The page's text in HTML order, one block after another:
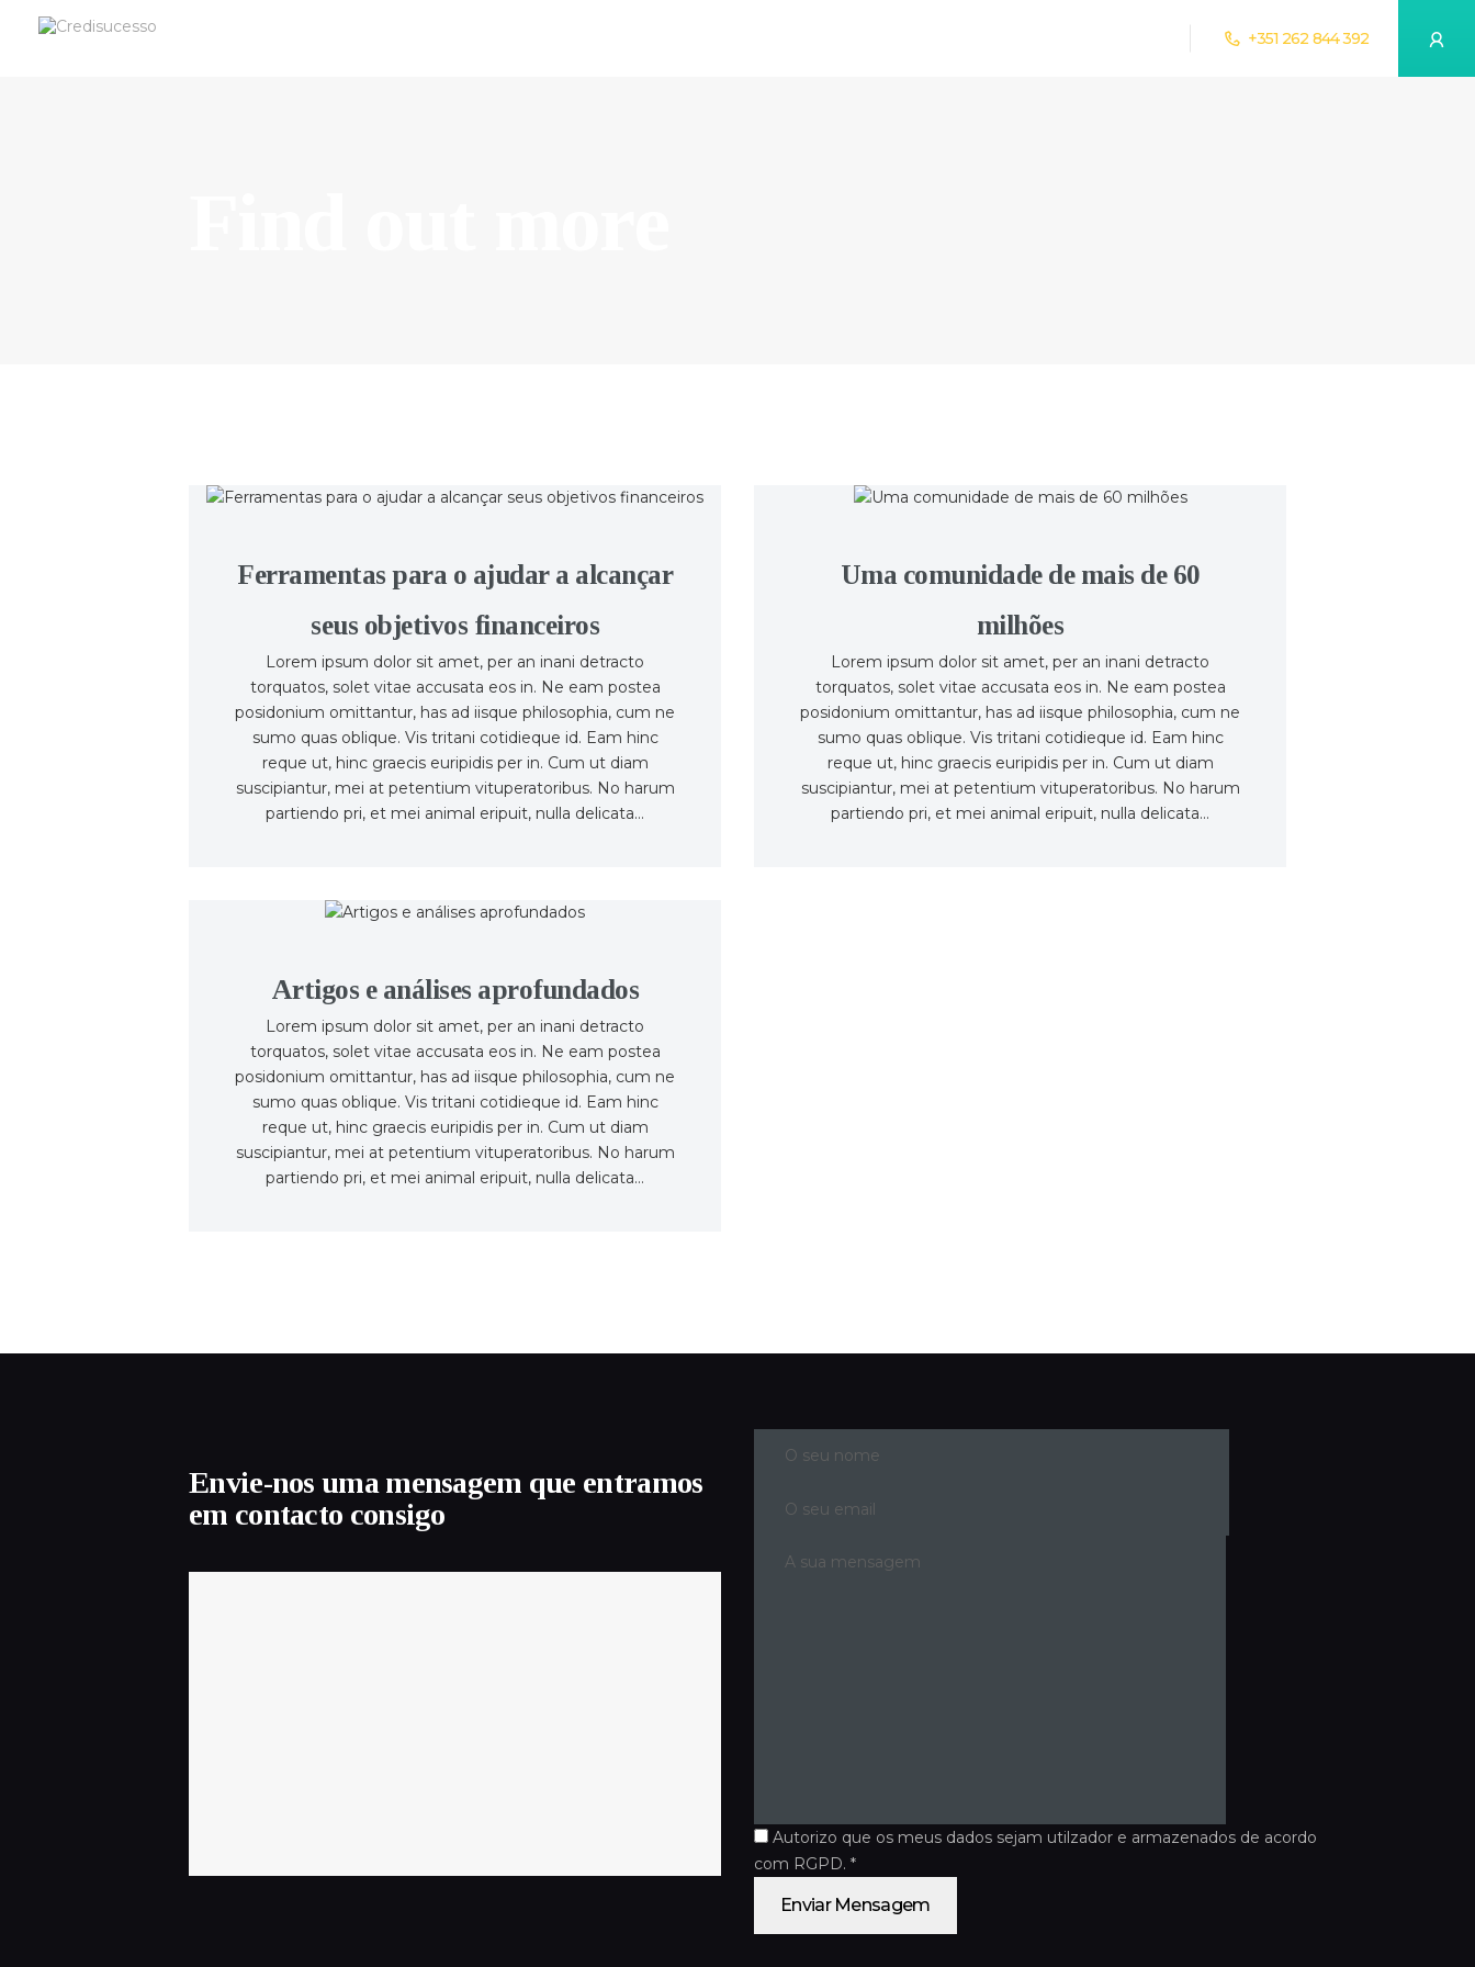
+351 262 844 392
Ferramentas para o ajudar a alcançar
seus objetivos financeiros
Lorem ipsum dolor sit amet, per an inani detracto
torquatos, solet vitae accusata eos in. Ne eam postea
posidonium omittantur, has ad iisque philosophia, cum ne
sumo quas oblique. Vis tritani cotidieque id. Eam hinc
reque ut, hinc graecis euripidis per in. Cum ut diam
suscipiantur, mei at petentium vituperatoribus. No harum
partiendo pri, et mei animal eripuit, nulla delicata…
Uma comunidade de mais de 60
milhões
Lorem ipsum dolor sit amet, per an inani detracto
torquatos, solet vitae accusata eos in. Ne eam postea
posidonium omittantur, has ad iisque philosophia, cum ne
sumo quas oblique. Vis tritani cotidieque id. Eam hinc
reque ut, hinc graecis euripidis per in. Cum ut diam
suscipiantur, mei at petentium vituperatoribus. No harum
partiendo pri, et mei animal eripuit, nulla delicata…
Artigos e análises aprofundados
Lorem ipsum dolor sit amet, per an inani detracto
torquatos, solet vitae accusata eos in. Ne eam postea
posidonium omittantur, has ad iisque philosophia, cum ne
sumo quas oblique. Vis tritani cotidieque id. Eam hinc
reque ut, hinc graecis euripidis per in. Cum ut diam
suscipiantur, mei at petentium vituperatoribus. No harum
partiendo pri, et mei animal eripuit, nulla delicata…
Envie-nos uma mensagem que entramos
em contacto consigo
Autorizo que os meus dados sejam utilzador e armazenados de acordo
com RGPD. *